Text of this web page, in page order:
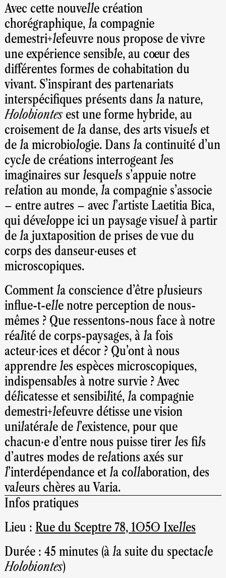
Avec cette nouvelle création
chorégraphique, la compagnie
demestri+lefeuvre nous propose de vivre
une expérience sensible, au cœur des
différentes formes de cohabitation du
vivant. S’inspirant des partenariats
interspécifiques présents dans la nature,
Holobiontesest une forme hybride, au
croisement de la danse, des arts visuels et
de la microbiologie. Dans la continuité d’un
cycle de créations interrogeant les
imaginaires sur lesquels s’appuie notre
relation au monde, la compagnie s’associe
– entre autres – avec l’artiste Laetitia Bica,
qui développe ici un paysage visuel à partir
de la juxtaposition de prises de vue du
corps des danseur·euses et
microscopiques.
Comment la conscience d’être plusieurs
influe-t-elle notre perception de nous-
mêmes ? Que ressentons-nous face à notre
réalité de corps-paysages, à la fois
acteur·ices et décor ? Qu’ont à nous
apprendre les espèces microscopiques,
indispensables à notre survie ? Avec
délicatesse et sensibilité, la compagnie
demestri+lefeuvre détisse une vision
unilatérale de l’existence, pour que
chacun·e d’entre nous puisse tirer les fils
d’autres modes de relations axés sur
l’interdépendance et la collaboration, des
valeurs chères au Varia.
Infos pratiques
Lieu : Rue du Sceptre 78, 1050 Ixelles
Durée : 45 minutes (à la suite du spectacle
Holobiontes)